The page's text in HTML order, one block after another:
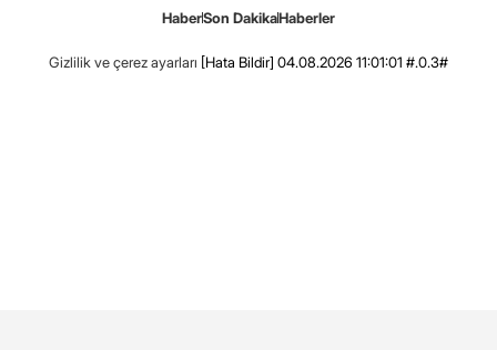
HaberSon DakikaHaberler
Gizlilik ve çerez ayarları [Hata Bildir] 04.08.2026 11:01:01 #.0.3#